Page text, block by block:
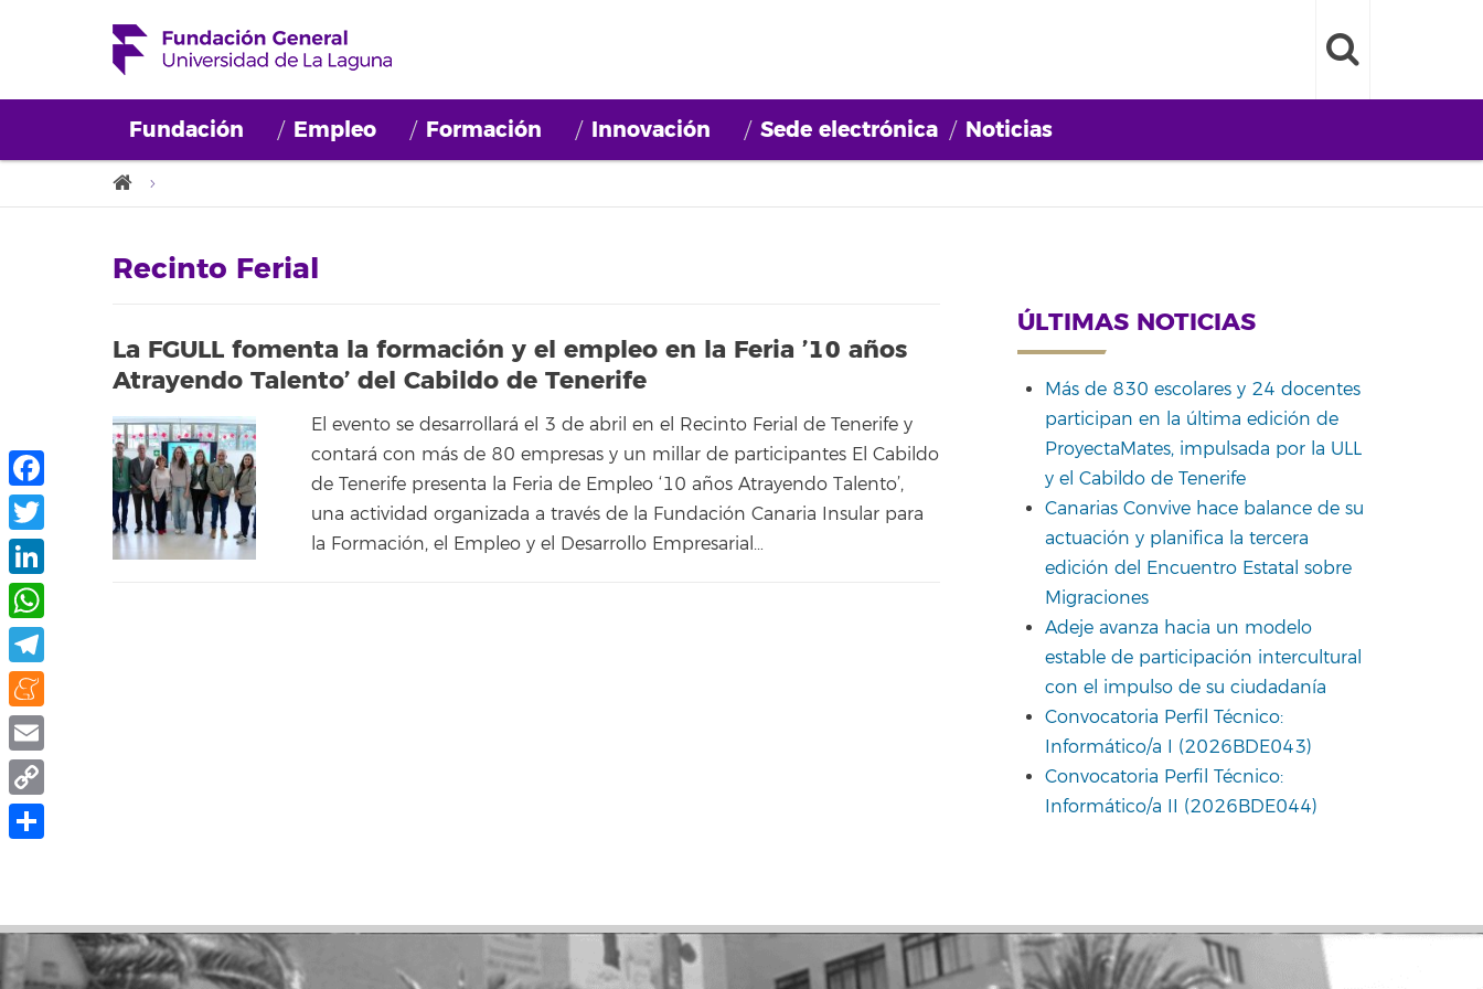
Fundación Empleo Formación Innovación Sede electrónica Noticias
Recinto Ferial
La FGULL fomenta la formación y el empleo en la Feria ’10 años
Atrayendo Talento’ del Cabildo de Tenerife
El evento se desarrollará el 3 de abril en el Recinto Ferial de Tenerife y
contará con más de 80 empresas y un millar de participantes El Cabildo
de Tenerife presenta la Feria de Empleo ‘10 años Atrayendo Talento’,
una actividad organizada a través de la Fundación Canaria Insular para
la Formación, el Empleo y el Desarrollo Empresarial…
ÚLTIMAS NOTICIAS
Más de 830 escolares y 24 docentes
participan en la última edición de
ProyectaMates, impulsada por la ULL
y el Cabildo de Tenerife
Canarias Convive hace balance de su
actuación y planifica la tercera
edición del Encuentro Estatal sobre
Migraciones
Adeje avanza hacia un modelo
estable de participación intercultural
con el impulso de su ciudadanía
Convocatoria Perfil Técnico:
Informático/a I (2026BDE043)
Convocatoria Perfil Técnico:
Informático/a II (2026BDE044)
Facebook
Twitter
LinkedIn
WhatsApp
Telegram
Meneame
Email
Copy